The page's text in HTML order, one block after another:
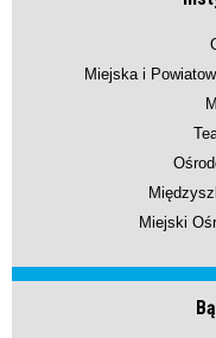
Miejska i
Miejski